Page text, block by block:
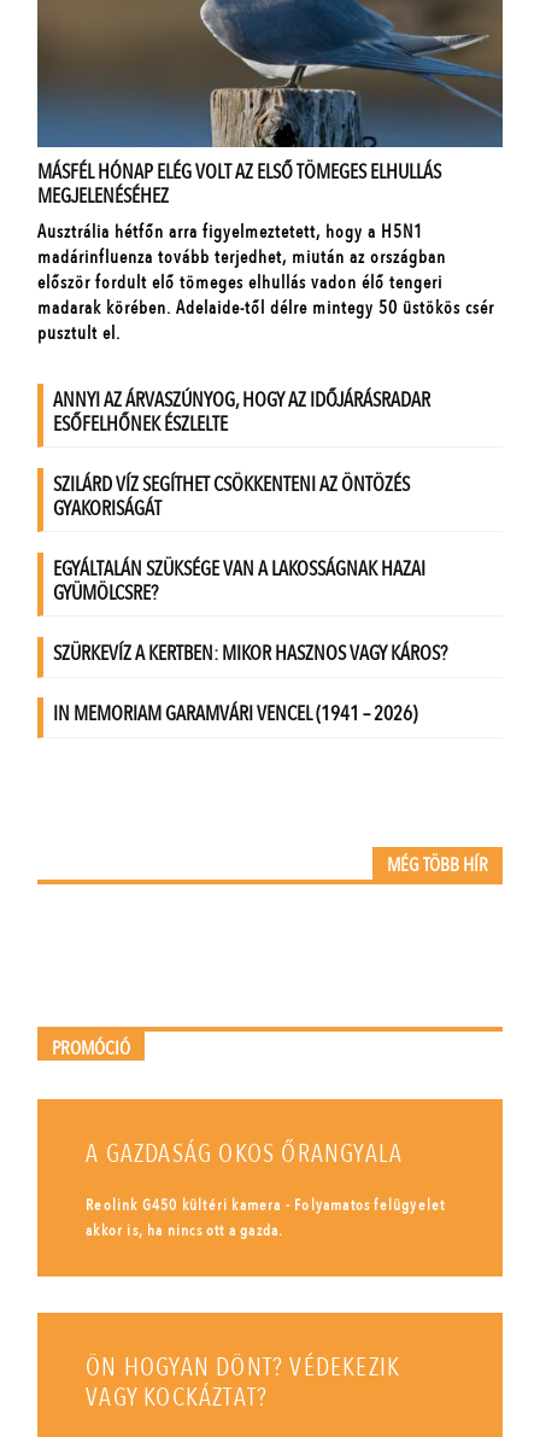
MÉG TÖBB HÍR
PROMÓCIÓ
A GAZDASÁG OKOS ŐRANGYALA
Reolink G450 kültéri kamera - Folyamatos felügyelet
akkor is, ha nincs ott a gazda.
ÖN HOGYAN DÖNT? VÉDEKEZIK
VAGY KOCKÁZTAT?